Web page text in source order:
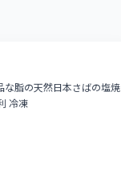
脂の天然日本さばの塩焼
冷凍